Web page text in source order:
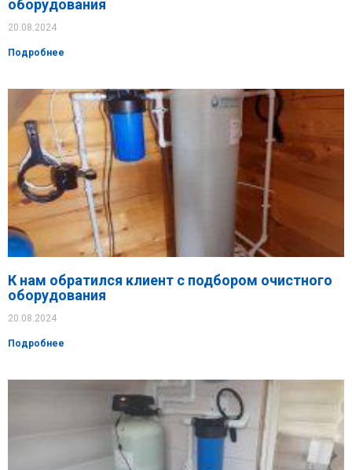
оборудования
20.08.2024
Подробнее
К нам обратился клиент с подбором очистного
оборудования
20.08.2024
Подробнее